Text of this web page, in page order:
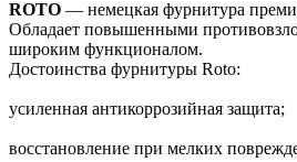
ROTO — немецкая фурнитура
Обладает повышенными
широким функционалом.
Достоинства фурнитуры Roto:
усиленная антикоррозийная защита;
восстановление при мелких